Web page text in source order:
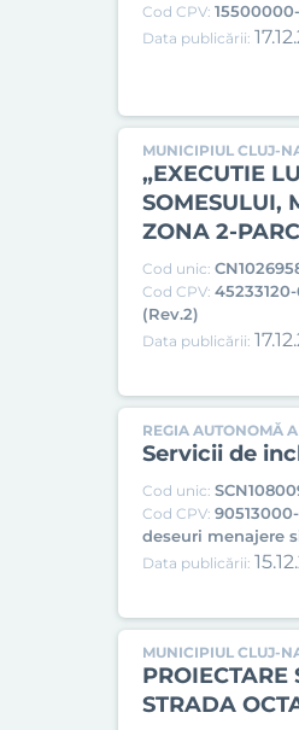
Cod CPV:
Data publicării:
MUNICIPIUL CLUJ-
„EXECUTIE
SOMESULUI,
ZONA 2-
Cod unic:
Cod CPV:
(Rev.2)
Data publicării:
REGIA AUTONOMĂ
Servicii de
Cod unic:
Cod CPV:
deseuri menajere
Data publicării:
MUNICIPIUL CLUJ-
STRADA